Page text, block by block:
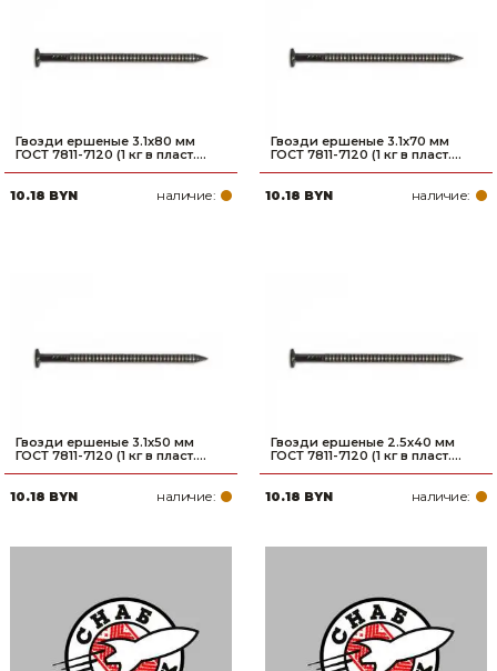
Гвозди ершеные 3.1х80 мм
ГОСТ 7811-7120 (1 кг в пласт....
10.18 BYN наличие:
Гвозди ершеные 3.1х70 мм
ГОСТ 7811-7120 (1 кг в пласт....
10.18 BYN наличие:
Гвозди ершеные 3.1х50 мм
ГОСТ 7811-7120 (1 кг в пласт....
10.18 BYN наличие:
Гвозди ершеные 2.5х40 мм
ГОСТ 7811-7120 (1 кг в пласт....
10.18 BYN наличие: